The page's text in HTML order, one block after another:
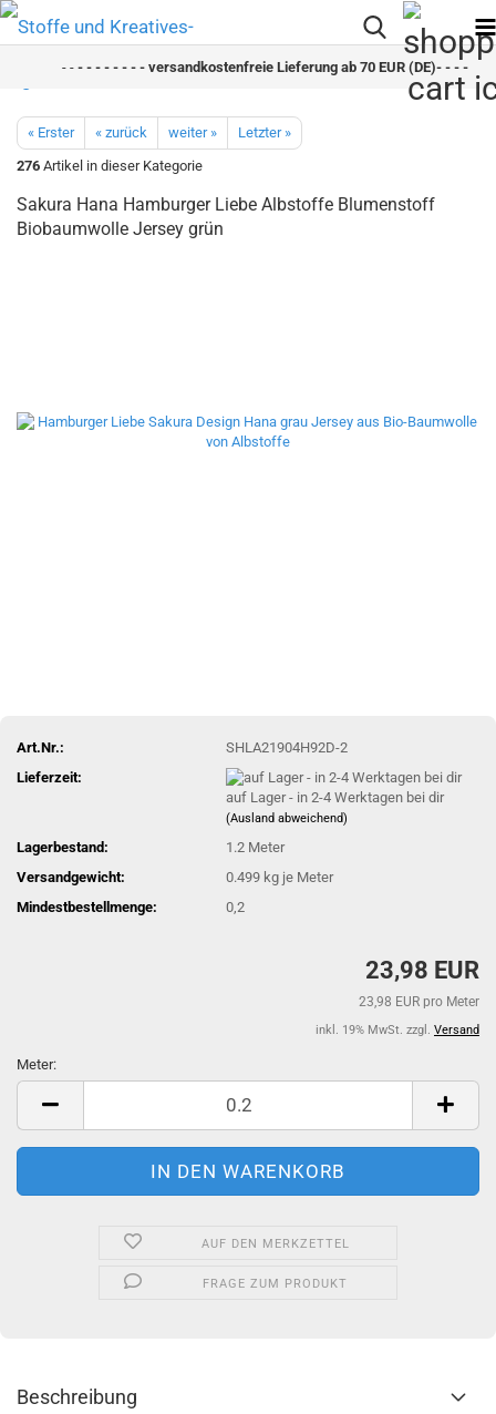
- - - - - - - - versandkostenfreie Lieferung ab 70 EUR (DE)- - - - - - -
« Erster « zurück weiter »
Letzter »
276 Artikel in dieser Kategorie
Sakura Hana Hamburger Liebe Albstoffe Blumenstoff
Biobaumwolle Jersey grün
Art.Nr.:
SHLA21904H92D-2
Lieferzeit:
auf Lager - in 2-4 Werktagen bei dir
(Ausland abweichend)
Lagerbestand: 1.2 Meter
Versandgewicht:
0.499 kg je Meter
Mindestbestellmenge:
0,2
23,98 EUR
23,98 EUR pro Meter
inkl. 19% MwSt. zzgl. Versand
Meter:
Meter
AUF DEN MERKZETTEL
FRAGE ZUM PRODUKT
Beschreibung